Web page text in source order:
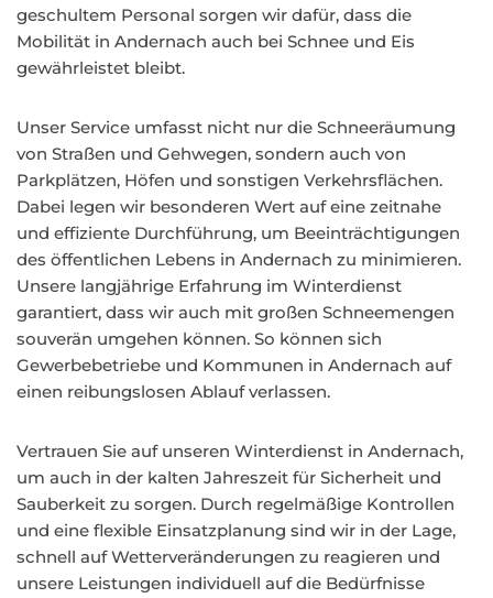
geschultem Personal sorgen wir dafür, dass die
Mobilität in Andernach auch bei Schnee und Eis
gewährleistet bleibt.
Unser Service umfasst nicht nur die Schneeräumung
von Straßen und Gehwegen, sondern auch von
Parkplätzen, Höfen und sonstigen Verkehrsflächen.
Dabei legen wir besonderen Wert auf eine zeitnahe
und effiziente Durchführung, um Beeinträchtigungen
des öffentlichen Lebens in Andernach zu minimieren.
Unsere langjährige Erfahrung im Winterdienst
garantiert, dass wir auch mit großen Schneemengen
souverän umgehen können. So können sich
Gewerbebetriebe und Kommunen in Andernach auf
einen reibungslosen Ablauf verlassen.
Vertrauen Sie auf unseren Winterdienst in Andernach,
um auch in der kalten Jahreszeit für Sicherheit und
Sauberkeit zu sorgen. Durch regelmäßige Kontrollen
und eine flexible Einsatzplanung sind wir in der Lage,
schnell auf Wetterveränderungen zu reagieren und
unsere Leistungen individuell auf die Bedürfnisse